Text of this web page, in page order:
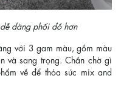
dàng phối đồ hơn
với 3 gam màu, gồm màu
và sang trọng. Chần chờ gì
về để thỏa sức mix and